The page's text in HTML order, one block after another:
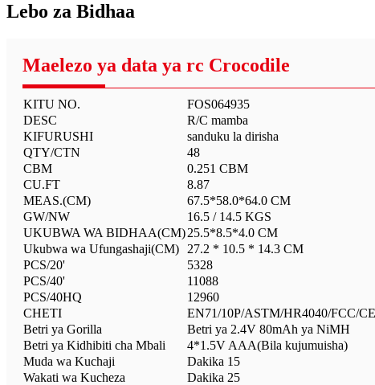
Lebo za Bidhaa
Maelezo ya data ya rc Crocodile
KITU NO.
FOS064935
DESC
R/C mamba
KIFURUSHI
sanduku la dirisha
QTY/CTN
48
CBM
0.251 CBM
CU.FT
8.87
MEAS.(CM)
67.5*58.0*64.0 CM
GW/NW
16.5 / 14.5 KGS
UKUBWA WA BIDHAA(CM)25.5*8.5*4.0 CM
Ukubwa wa Ufungashaji(CM)
27.2 * 10.5 * 14.3 CM
PCS/20'
5328
PCS/40'
11088
PCS/40HQ
12960
CHETI
EN71/10P/ASTM/HR4040/FCC/
Betri ya Gorilla
Betri ya 2.4V 80mAh ya NiMH
Betri ya Kidhibiti cha Mbali
4*1.5V AAA(Bila kujumuisha)
Muda wa Kuchaji
Dakika 15
Wakati wa Kucheza
Dakika 25